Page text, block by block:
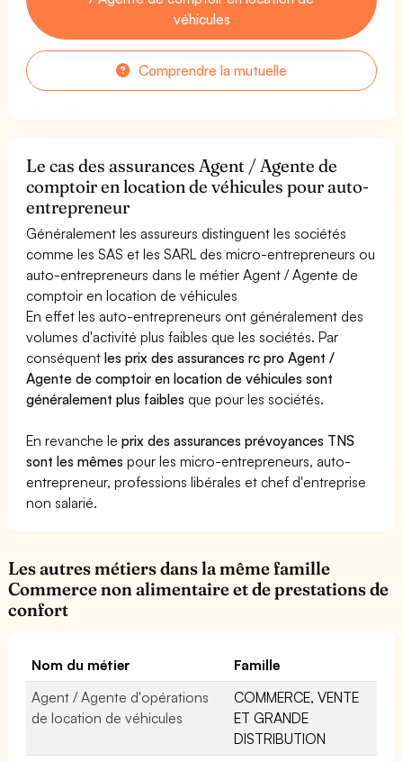
véhicules
Comprendre la mutuelle
Le cas des assurances Agent / Agente de
comptoir en location de véhicules pour auto-
entrepreneur
Généralement les assureurs distinguent les sociétés
comme les SAS et les SARL des micro-entrepreneurs ou
auto-entrepreneurs dans le métier Agent / Agente de
comptoir en location de véhicules
En effet les auto-entrepreneurs ont généralement des
volumes d'activité plus faibles que les sociétés. Par
conséquentles prix des assurances rc pro Agent /
Agente de comptoir en location de véhicules sont
généralement plus faibles que pour les sociétés.
En revanche leprix des assurances prévoyances TNS
sont les mêmes pour les micro-entrepreneurs, auto-
entrepreneur, professions libérales et chef d'entreprise
non salarié.
Les autres métiers dans la même famille
Commerce non alimentaire et de prestations de
confort
Nom du métier
Famille
Agent / Agente d'opérations
de location de véhicules
COMMERCE, VENTE
ET GRANDE
DISTRIBUTION